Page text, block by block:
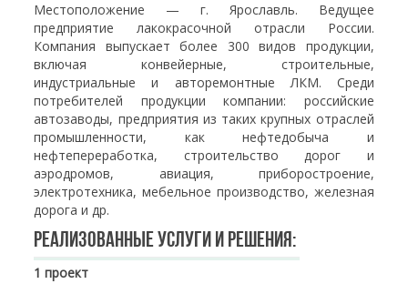
Местоположение — г. Ярославль. Ведущее
предприятие лакокрасочной отрасли России.
Компания выпускает более 300 видов продукции,
включая конвейерные, строительные,
индустриальные и авторемонтные ЛКМ. Среди
потребителей продукции компании: российские
автозаводы, предприятия из таких крупных отраслей
промышленности, как нефтедобыча и
нефтепереработка, строительство дорог и
аэродромов, авиация, приборостроение,
электротехника, мебельное производство, железная
дорога и др.
Реализованные услуги и решения:
1 проект